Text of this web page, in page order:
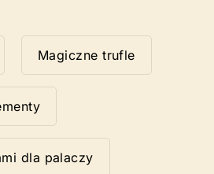
Magiczne trufle
dla palaczy